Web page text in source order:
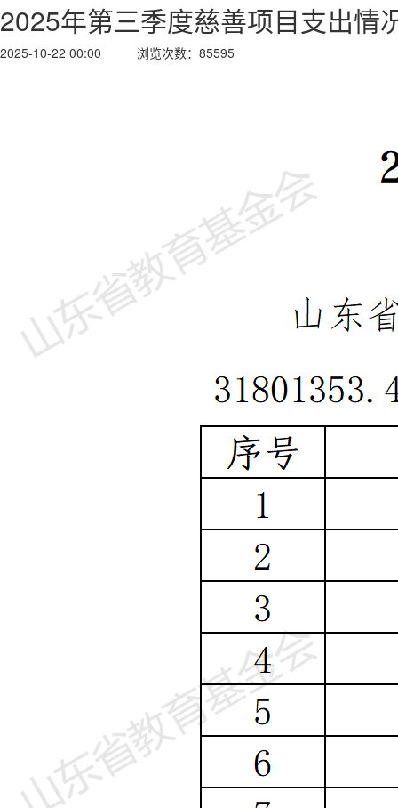
2025年第三季度慈善项目支出情
2025-10-22 00:00 浏览次数：85595